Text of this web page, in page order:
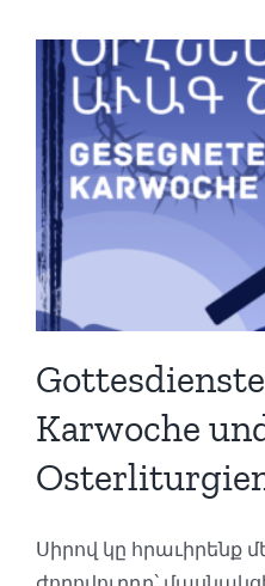
Karwoche
Սիրով կը հրաւիրենք